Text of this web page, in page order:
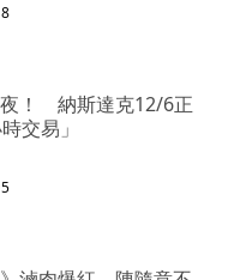
！ 納斯達克12/6正
交易」